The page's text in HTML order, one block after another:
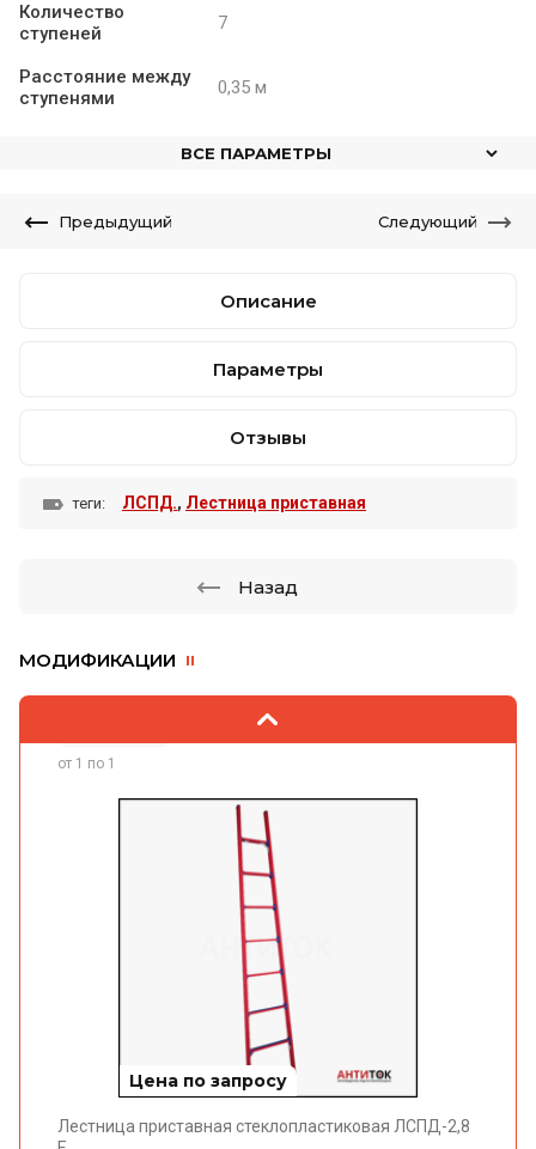
МОДИФИКАЦИИ
ЕК
Цена по запросу
Лестница приставная стеклопластиковая ЛСПД-2,8
АнтиТок
Количество
ступеней
7
Расстояние между
ступенями
0,35 м
ВСЕ ПАРАМЕТРЫ
Предыдущий Следующий
Описание
Параметры
Отзывы
теги: ЛСПД., Лестница приставная
Назад